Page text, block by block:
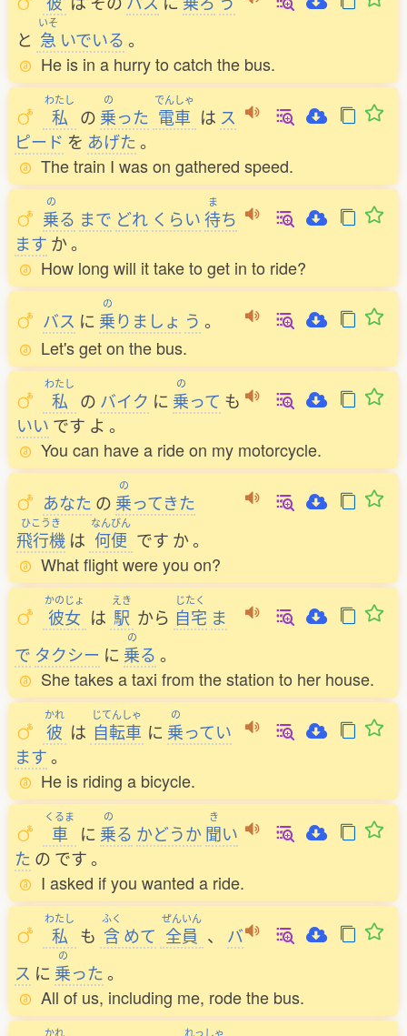
と
いそ
急 いでいる 。
He is in a hurry to catch the bus.
わたし
私 の
の
乗った
でんしゃ
電車 は ス
ピード を あげた。
The train I was on gathered speed.
の
乗る まで どれ くらい
ま
待ち
ます か。
How long will it take to get in to ride?
バス に
の
乗りましょ う 。
Let's get on the bus.
わたし
私 の バイク に
の
乗って も
いい です よ 。
You can have a ride on my motorcycle.
あなた の
の
乗ってきた
ひこうき
飛行機 は
なんびん
何便 です か。
What flight were you on?
かのじょ
彼女 は
えき
駅 から
じたく
自宅 ま
で タクシー に
の
乗る 。
She takes a taxi from the station to her house.
かれ
彼 は
じてんしゃ
自転車 に
の
乗ってい
ます。
He is riding a bicycle.
くるま
車 に
の
乗る かどうか
き
聞い
た の です。
I asked if you wanted a ride.
わたし
私 も
ふく
含めて
ぜんいん
全員 、
バ
ス に
の
乗った。
All of us, including me, rode the bus.
かれ れっしゃ